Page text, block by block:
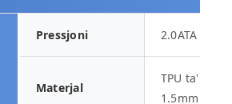
Pressjoni 2.0ATA
Materjal
TPU ta'
1.5mm